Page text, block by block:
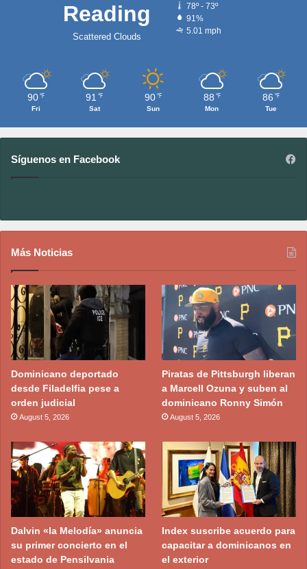
Reading
Scattered Clouds
78º - 73º
91%
5.01 mph
90 ℉
Fri
91 ℉
Sat
90 ℉
Sun
88 ℉
Mon
86 ℉
Tue
Síguenos en Facebook
Más Noticias
Dominicano deportado
desde Filadelfia pese a
orden judicial
August 5, 2026
Piratas de Pittsburgh liberan
a Marcell Ozuna y suben al
dominicano Ronny Simón
August 5, 2026
Dalvin «la Melodía» anuncia
su primer concierto en el
estado de Pensilvania
Index suscribe acuerdo para
capacitar a dominicanos en
el exterior